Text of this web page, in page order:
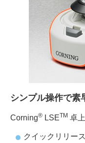
シンプル操作で素
Corning® LSETM 卓
クイックリリー
ご利用ガイド
受託オンライン
実験フローガイド
ワケンG オンライ